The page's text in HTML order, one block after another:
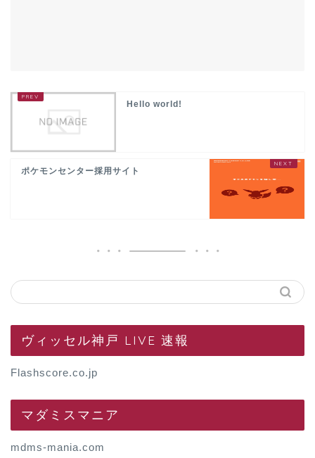
Hello world!
ポケモンセンター採用サイト
ヴィッセル神戸 LIVE 速報
Flashscore.co.jp
マダミスマニア
mdms-mania.com